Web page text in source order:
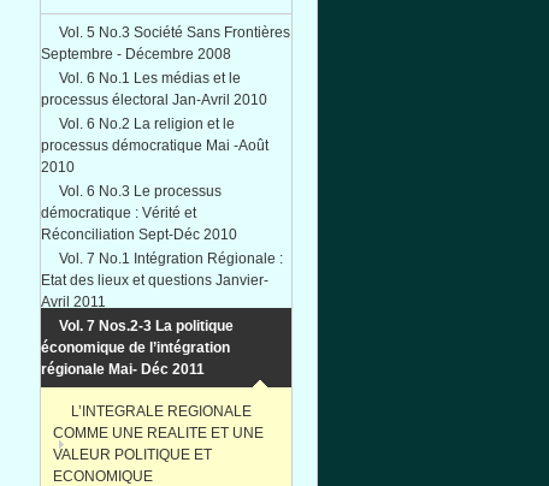
Vol. 5 No.3 Société Sans Frontières
Septembre - Décembre 2008
Vol. 6 No.1 Les médias et le
processus électoral Jan-Avril 2010
Vol. 6 No.2 La religion et le
processus démocratique Mai -Août
2010
Vol. 6 No.3 Le processus
démocratique : Vérité et
Réconciliation Sept-Déc 2010
Vol. 7 No.1 Intégration Régionale :
Etat des lieux et questions Janvier-
Avril 2011
Vol. 7 Nos.2-3 La politique
économique de l’intégration
régionale Mai- Déc 2011
L’INTEGRALE REGIONALE
COMME UNE REALITE ET UNE
VALEUR POLITIQUE ET
ECONOMIQUE